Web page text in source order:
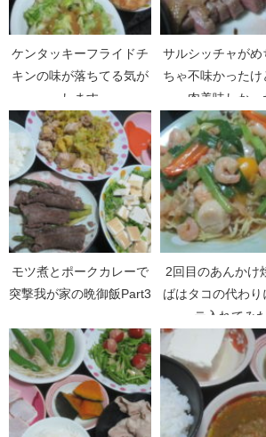
ケンタッキーフライドチ
キンの味が落ちてる気が
します
サルシッチャがめ
ちゃ不味かったけ
肉美味しかっ
モツ煮とポークカレーで
突撃我が家の晩御飯Part3
2回目のあんかけ
ばはタコの代わり
テ入れてみた